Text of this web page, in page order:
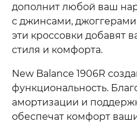
дополнит любой ваш
с джинсами,
эти кроссовки добавят
стиля и комфорта.
New Balance 1906R
функциональность.
амортизации и
обеспечат комфорт